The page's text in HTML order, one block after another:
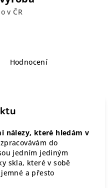
v ČR
Hodnocení
nálezy, které hledám v
do
jedním jediným
skla, které v sobě
a přesto